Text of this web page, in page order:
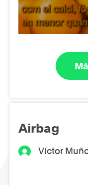
Airbag
Víctor